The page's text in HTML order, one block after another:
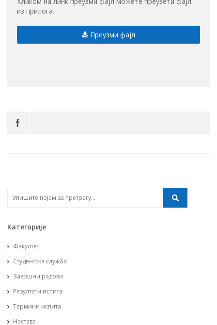
из прилога.
Преузми фајл
Категорије
Факултет
Студентска служба
Завршни радови
Резултати испита
Термини испита
Настава